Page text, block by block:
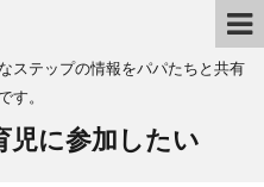
ステップの情報をパパたちと共有
す。
児に参加したい